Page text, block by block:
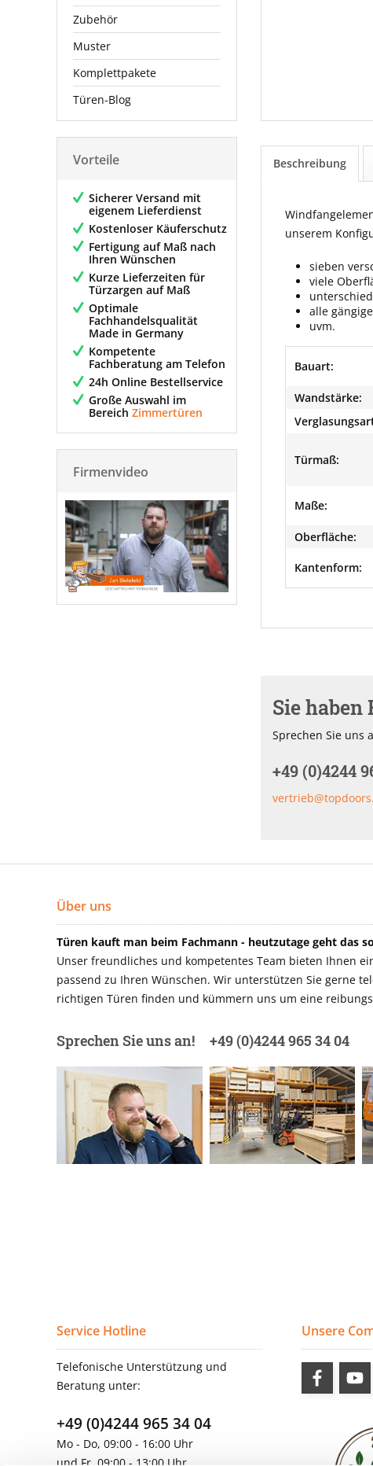
Zubehör
Muster
Komplettpakete
Türen-Blog
Vorteile
Sicherer Versand mit
eigenem Lieferdienst
Kostenloser Käuferschutz
Fertigung auf Maß nach
Ihren Wünschen
Kurze Lieferzeiten für
Türzargen auf Maß
Optimale
Fachhandelsqualität
Made in Germany
Kompetente
Fachberatung am Telefon
24h Online Bestellservice
Große Auswahl im
Bereich Zimmertüren
Firmenvideo
Beschreibung
unserem
sieben
viele
alle
uvm.
Bauart:
Wandstärke:
Türmaß:
Maße:
Oberfläche:
Kantenform:
Sie haben
Sprechen Sie uns
+49 (0)4244
Über uns
Türen kauft man beim Fachmann - heutzutage geht das
Unser freundliches und kompetentes Team bieten Ihnen
passend zu Ihren Wünschen. Wir unterstützen Sie gerne
richtigen Türen finden und kümmern uns um eine
Sprechen Sie uns an! +49 (0)4244 965 34 04
Service Hotline
Telefonische Unterstützung und
Beratung unter:
+49 (0)4244 965 34 04
Mo - Do, 09:00 - 16:00 Uhr
und Fr, 09:00 - 13:00 Uhr
Unsere